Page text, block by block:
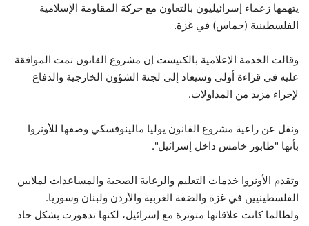
يتهمها زعماء إسرائيليون بالتعاون مع حركة المقاومة الإسلامية
الفلسطينية (حماس) في غزة.
وقالت الخدمة الإعلامية بالكنيست إن مشروع القانون تمت الموافقة
عليه في قراءة أولى وسيعاد إلى لجنة الشؤون الخارجية والدفاع
لإجراء مزيد من المداولات.
ونقل عن راعية مشروع القانون يوليا مالينوفسكي وصفها للأونروا
بأنها "طابور خامس داخل إسرائيل".
وتقدم الأونروا خدمات التعليم والرعاية الصحية والمساعدات لملايين
الفلسطينيين في غزة والضفة الغربية والأردن ولبنان وسوريا.
ولطالما كانت علاقاتها متوترة مع إسرائيل، لكنها تدهورت بشكل حاد